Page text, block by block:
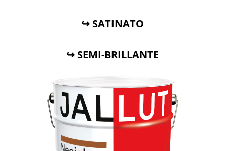
↪ SATINATO
↪ SEMI-BRILLANTE